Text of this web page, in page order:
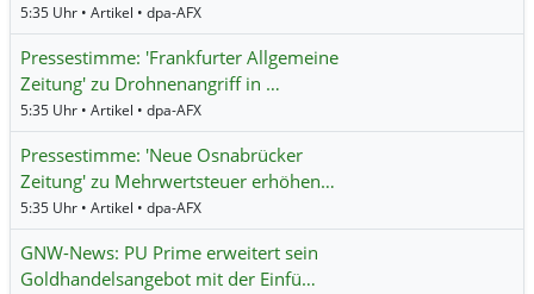
5:35 Uhr • Artikel • dpa-AFX
Pressestimme: 'Frankfurter Allgemeine
Zeitung' zu Drohnenangriff in …
5:35 Uhr • Artikel • dpa-AFX
Pressestimme: 'Neue Osnabrücker
Zeitung' zu Mehrwertsteuer erhöhen…
5:35 Uhr • Artikel • dpa-AFX
GNW-News: PU Prime erweitert sein
Goldhandelsangebot mit der Einfü…